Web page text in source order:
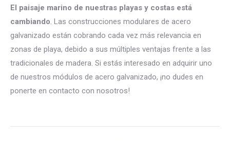
El paisaje marino de nuestras playas y costas está
cambiando. Las construcciones modulares de acero
galvanizado están cobrando cada vez más relevancia en
zonas de playa, debido a sus múltiples ventajas frente a las
tradicionales de madera. Si estás interesado en adquirir uno
de nuestros módulos de acero galvanizado, ¡no dudes en
ponerte en contacto con nosotros!